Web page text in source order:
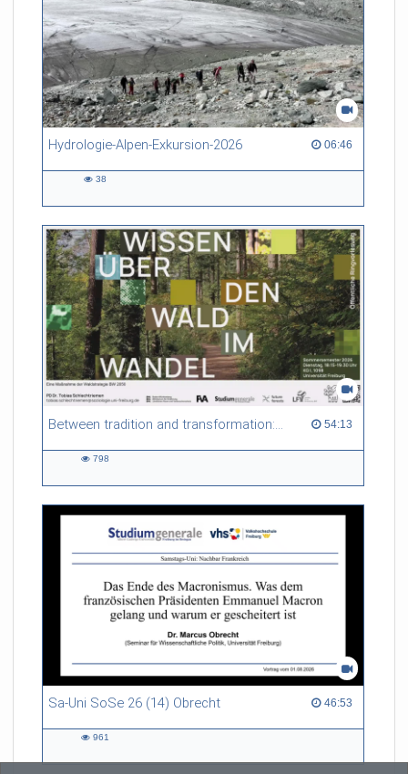
Hydrologie-Alpen-Exkursion-2026 06:46
06:46 duration
38
Between tradition and transformation: how owners, advisers and institutions co-create knowledge for resilient forests in Europe 54:13
54:13 duration
798
Sa-Uni SoSe 26 (14) Obrecht 46:53
46:53 duration
961